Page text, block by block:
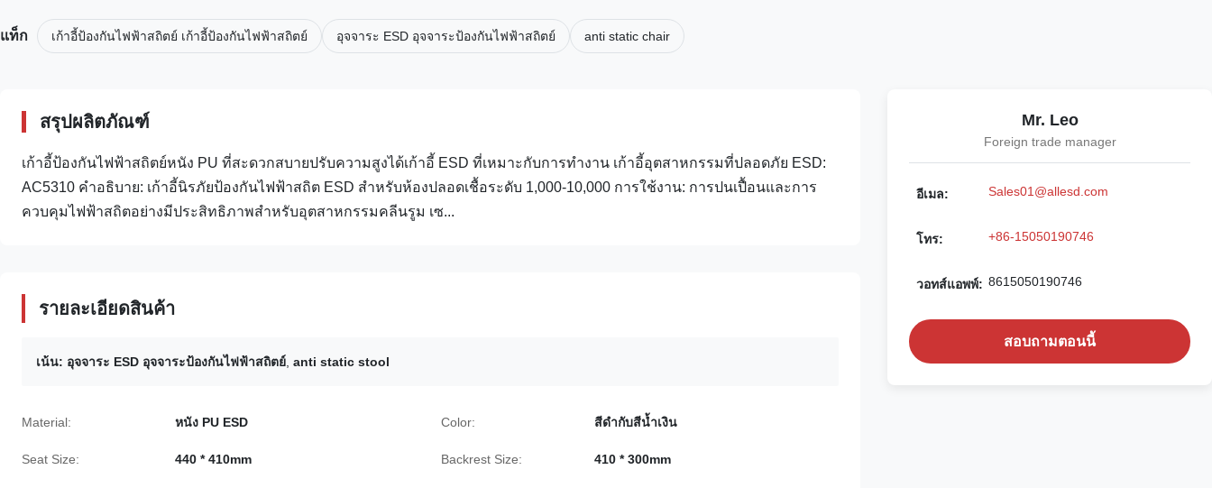
แท็ก เก้าอี้ป้องกันไฟฟ้าสถิตย์ เก้าอี้ป้องกันไฟฟ้าสถิตย์ อุจจาระ ESD อุจจาระป้องกันไฟฟ้าสถิตย์ anti static chair
สรุปผลิตภัณฑ์
เก้าอี้ป้องกันไฟฟ้าสถิตย์หนัง PU ที่สะดวกสบายปรับความสูงได้เก้าอี้ ESD ที่เหมาะกับการทำงาน เก้าอี้อุตสาหกรรมที่ปลอดภัย ESD:
AC5310 คำอธิบาย: เก้าอี้นิรภัยป้องกันไฟฟ้าสถิต ESD สำหรับห้องปลอดเชื้อระดับ 1,000-10,000 การใช้งาน: การปนเปื้อนและการ
ควบคุมไฟฟ้าสถิตอย่างมีประสิทธิภาพสำหรับอุตสาหกรรมคลีนรูม เซ...
รายละเอียดสินค้า
เน้น: อุจจาระ ESD อุจจาระป้องกันไฟฟ้าสถิตย์ anti static stool
Material: หนัง PU ESD Color: สีดำกับสีน้ำเงิน
Seat Size: 440 * 410mm Backrest Size: 410 * 300mm
Mr. Leo
Foreign trade manager
อีเมล: Sales01@allesd.com
โทร: +86-15050190746
วอทส์แอพพ์: 8615050190746
สอบถามตอนนี้